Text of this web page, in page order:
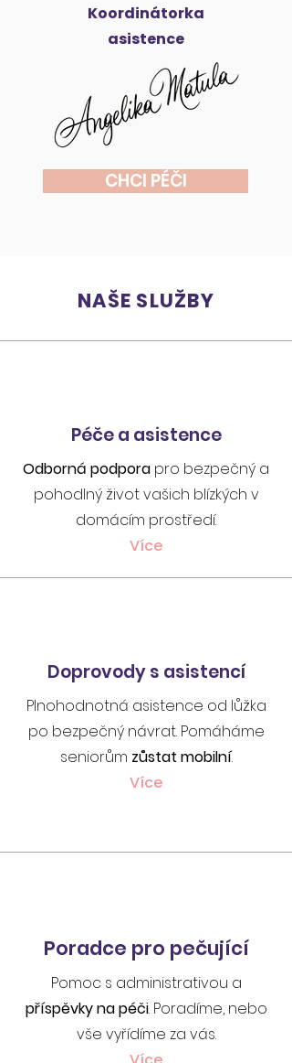
Koordinátorka
asistence
CHCI PÉČI
NAŠE SLUŽBY
Péče a asistence
​Odborná podpora pro bezpečný a
pohodlný život vašich blízkých v
domácím prostředí.
Více
Doprovody s asistencí
Plnohodnotná asistence od lůžka
po bezpečný návrat. Pomáháme
seniorům zůstat mobilní.
Více
Poradce pro pečující
Pomoc s administrativou a
příspěvky na péči. Poradíme, nebo
vše vyřídíme za vás.